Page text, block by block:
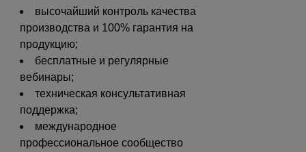
высочайший контроль качества
производства и 100% гарантия на
продукцию;
бесплатные и регулярные
вебинары;
техническая консультативная
поддержка;
международное
профессиональное сообщество